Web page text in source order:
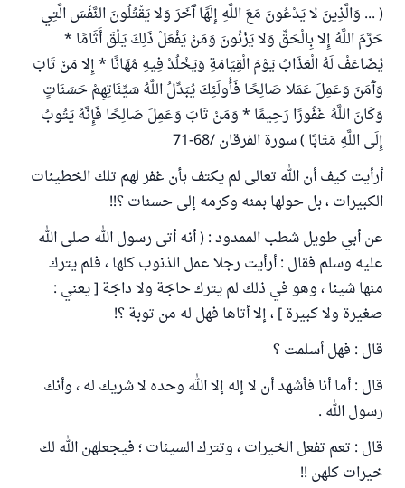
( ... وَالَّذِينَ لا يَدْعُونَ مَعَ اللَّهِ إِلَهًا آَخَرَ وَلا يَقْتُلُونَ النَّفْسَ الَّتِي
حَرَّمَ اللَّهُ إِلا بِالْحَقِّ وَلا يَزْنُونَ وَمَنْ يَفْعَلْ ذَلِكَ يَلْقَ أَثَامًا *
يُضَاعَفْ لَهُ الْعَذَابُ يَوْمَ الْقِيَامَةِ وَيَخْلُدْ فِيهِ مُهَانًا * إِلا مَنْ تَابَ
وَآَمَنَ وَعَمِلَ عَمَلا صَالِحًا فَأُولَئِكَ يُبَدِّلُ اللَّهُ سَيِّئَاتِهِمْ حَسَنَاتٍ
وَكَانَ اللَّهُ غَفُورًا رَحِيمًا * وَمَنْ تَابَ وَعَمِلَ صَالِحًا فَإِنَّهُ يَتُوبُ
إِلَى اللَّهِ مَتَابًا ) سورة الفرقان /68-71
أرأيت كيف أن الله تعالى لم يكتف بأن غفر لهم تلك الخطيئات
الكبيرات ، بل حولها بمنه وكرمه إلى حسنات ؟!!
عن أبي طويل شطب الممدود : ( أنه أتى رسول الله صلى الله
عليه وسلم فقال : أرأيت رجلا عمل الذنوب كلها ، فلم يترك
منها شيئا ، وهو في ذلك لم يترك حاجَة ولا داجَة [ يعني :
صغيرة ولا كبيرة ] ، إلا أتاها فهل له من توبة ؟!
قال : فهل أسلمت ؟
قال : أما أنا فأشهد أن لا إله إلا الله وحده لا شريك له ، وأنك
رسول الله .
قال : تعم تفعل الخيرات ، وتترك السيئات ؛ فيجعلهن الله لك
خيرات كلهن !!